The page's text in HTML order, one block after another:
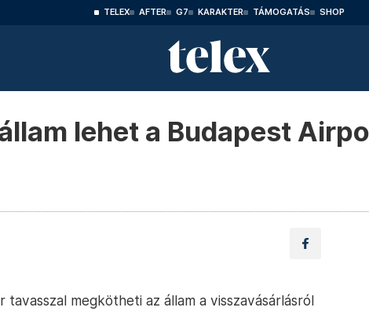
TELEX AFTER G7 KARAKTER TÁMOGATÁS SHOP
lehet a Budapest
tavasszal megkötheti az állam a visszavásárlásról